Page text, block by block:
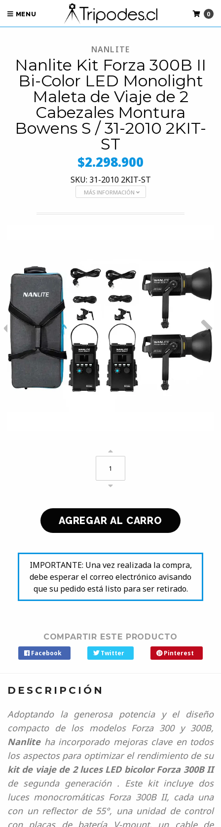
MENU 0
NANLITE
Nanlite Kit Forza 300B II
Bi-Color LED Monolight
Maleta de Viaje de 2
Cabezales Montura
Bowens S / 31-2010 2KIT-
ST
$2.298.900
SKU: 31-2010 2KIT-ST
MÁS INFORMACIÓN
IMPORTANTE: Una vez realizada la compra,
debe esperar el correo electrónico avisando
que su pedido está listo para ser retirado.
COMPARTIR ESTE PRODUCTO
Facebook Twitter Pinterest
DESCRIPCIÓN
Adoptando la generosa potencia y el diseño
compacto de los modelos Forza 300 y 300B,
Nanliteha incorporado mejoras clave en todos
los aspectos para optimizar el rendimiento de su
kit de viaje de 2 luces LED bicolor Forza 300B II
de segunda generación . Este kit incluye dos
luces monocromáticas Forza 300B II, cada una
con un reflector de 55°, una unidad de control